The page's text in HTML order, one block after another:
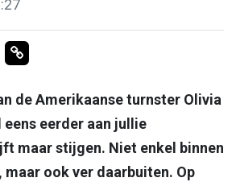
Whatsapp
via Mail
Delen via link
de Amerikaanse turnster Olivia
eens eerder aan jullie
maar stijgen. Niet enkel binnen
maar ook ver daarbuiten. Op